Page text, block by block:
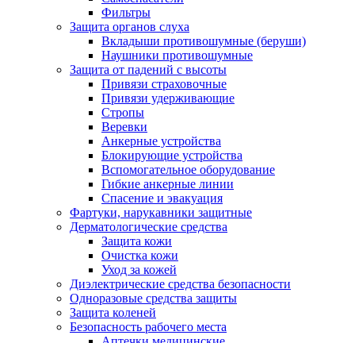
Фильтры
Защита органов слуха
Вкладыши противошумные (беруши)
Наушники противошумные
Защита от падений с высоты
Привязи страховочные
Привязи удерживающие
Стропы
Веревки
Анкерные устройства
Блокирующие устройства
Вспомогательное оборудование
Гибкие анкерные линии
Спасение и эвакуация
Фартуки, нарукавники защитные
Дерматологические средства
Защита кожи
Очистка кожи
Уход за кожей
Диэлектрические средства безопасности
Одноразовые средства защиты
Защита коленей
Безопасность рабочего места